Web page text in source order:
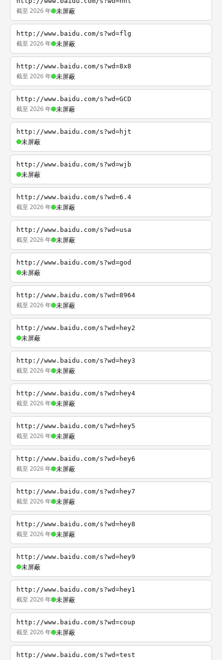
截至 2026 年 未屏蔽
http://www.baidu.com/s?wd=flg
截至 2026 年 未屏蔽
http://www.baidu.com/s?wd=8x8
截至 2026 年 未屏蔽
http://www.baidu.com/s?wd=GCD
截至 2026 年 未屏蔽
http://www.baidu.com/s?wd=hjt
未屏蔽
http://www.baidu.com/s?wd=wjb
未屏蔽
http://www.baidu.com/s?wd=6.4
截至 2026 年 未屏蔽
http://www.baidu.com/s?wd=usa
截至 2026 年 未屏蔽
http://www.baidu.com/s?wd=god
未屏蔽
http://www.baidu.com/s?wd=8964
截至 2026 年 未屏蔽
http://www.baidu.com/s?wd=hey2
未屏蔽
http://www.baidu.com/s?wd=hey3
截至 2026 年 未屏蔽
http://www.baidu.com/s?wd=hey4
截至 2026 年 未屏蔽
http://www.baidu.com/s?wd=hey5
截至 2026 年 未屏蔽
http://www.baidu.com/s?wd=hey6
截至 2026 年 未屏蔽
http://www.baidu.com/s?wd=hey7
截至 2026 年 未屏蔽
http://www.baidu.com/s?wd=hey8
截至 2026 年 未屏蔽
http://www.baidu.com/s?wd=hey9
未屏蔽
http://www.baidu.com/s?wd=hey1
截至 2026 年 未屏蔽
http://www.baidu.com/s?wd=coup
截至 2026 年 未屏蔽
http://www.baidu.com/s?wd=test